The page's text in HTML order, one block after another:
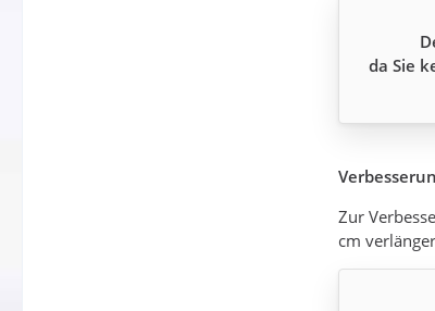
da Sie
Zur
cm